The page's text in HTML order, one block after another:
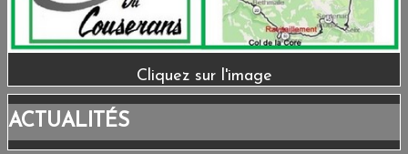
Cliquez sur l'image
ACTUALITÉS